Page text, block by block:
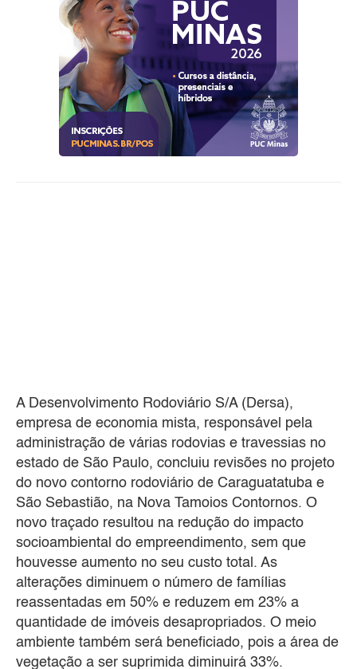
A Desenvolvimento Rodoviário S/A (Dersa),
empresa de economia mista, responsável pela
administração de várias rodovias e travessias no
estado de São Paulo, concluiu revisões no projeto
do novo contorno rodoviário de Caraguatatuba e
São Sebastião, na Nova Tamoios Contornos. O
novo traçado resultou na redução do impacto
socioambiental do empreendimento, sem que
houvesse aumento no seu custo total. As
alterações diminuem o número de famílias
reassentadas em 50% e reduzem em 23% a
quantidade de imóveis desapropriados. O meio
ambiente também será beneficiado, pois a área de
vegetação a ser suprimida diminuirá 33%.